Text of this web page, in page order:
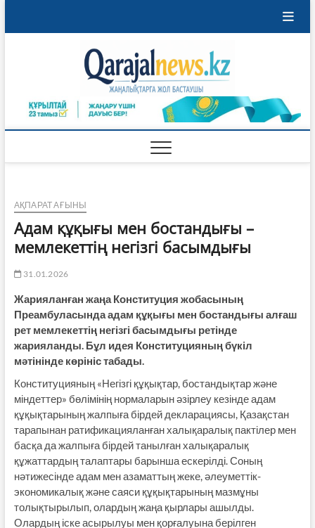
АҚПАРАТ АҒЫНЫ
Адам құқығы мен бостандығы –
мемлекеттің негізгі басымдығы
31.01.2026
Жарияланған жаңа Конституция жобасының
Преамбуласында адам құқығы мен бостандығы алғаш
рет мемлекеттің негізгі басымдығы ретінде
жарияланды. Бұл идея Конституцияның бүкіл
мәтінінде көрініс табады.
Конституцияның «Негізгі құқықтар, бостандықтар және
міндеттер» бөлімінің нормаларын әзірлеу кезінде адам
құқықтарының жалпыға бірдей декларациясы, Қазақстан
тарапынан ратификацияланған халықаралық пактілер мен
басқа да жалпыға бірдей танылған халықаралық
құжаттардың талаптары барынша ескерілді. Соның
нәтижесінде адам мен азаматтың жеке, әлеуметтік-
экономикалық және саяси құқықтарының мазмұны
толықтырылып, олардың жаңа қырлары ашылды.
Олардың іске асырылуы мен қорғалуына берілген